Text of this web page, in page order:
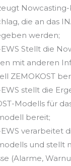
die an das
werden;
Stellt die
mit anderen
ZEMOKOST
stellt die
Modells für
bereit;
verarbeitet
und stellt
(Alarme,